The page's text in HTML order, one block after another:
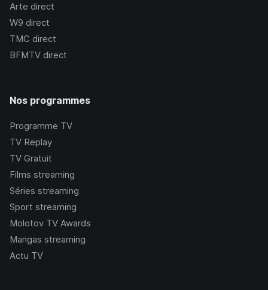
Arte direct
W9 direct
TMC direct
BFMTV direct
Nos programmes
Programme TV
TV Replay
TV Gratuit
Films streaming
Séries streaming
Sport streaming
Molotov TV Awards
Mangas streaming
Actu TV